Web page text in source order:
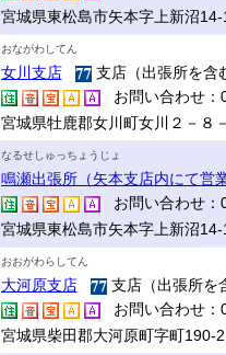
宮城県東松島市矢本字上新沼14-
おながわしてん
女川支店
支店（出張所を含
お問い合わせ：
宮城県牡鹿郡女川町女川２－８
なるせしゅっちょうじょ
鳴瀬出張所（矢本支店内にて営業
お問い合わせ：
宮城県東松島市矢本字上新沼14-
おおがわらしてん
大河原支店
支店（出張所を
お問い合わせ：
宮城県柴田郡大河原町字町190-2